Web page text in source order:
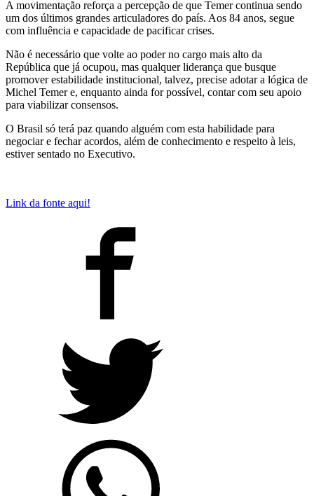
A movimentação reforça a percepção de que Temer continua sendo
um dos últimos grandes articuladores do país. Aos 84 anos, segue
com influência e capacidade de pacificar crises.
Não é necessário que volte ao poder no cargo mais alto da
República que já ocupou, mas qualquer liderança que busque
promover estabilidade institucional, talvez, precise adotar a lógica de
Michel Temer e, enquanto ainda for possível, contar com seu apoio
para viabilizar consensos.
O Brasil só terá paz quando alguém com esta habilidade para
negociar e fechar acordos, além de conhecimento e respeito à leis,
estiver sentado no Executivo.
Link da fonte aqui!